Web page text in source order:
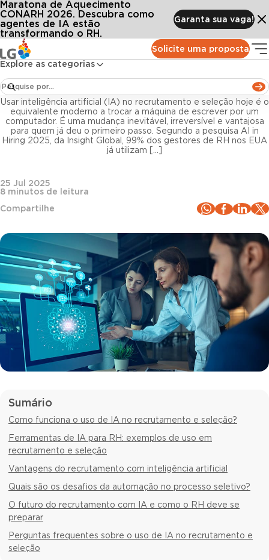
Solicite uma proposta
Explore as categorias
Maratona de Aquecimento
CONARH 2026. Descubra como
agentes de IA estão
transformando o RH.
Garanta sua vaga!
Conteúdos Blog LG
IA no recrutamento e seleção: quais as vantagens e desafios?
Inteligência artificial
IA no recrutamento e seleção: quais as vantagens
e desafios?
Usar inteligência artificial (IA) no recrutamento e seleção hoje é o
equivalente moderno a trocar a máquina de escrever por um
computador. É uma mudança inevitável, irreversível e vantajosa
para quem já deu o primeiro passo. Segundo a pesquisa AI in
Hiring 2025, da Insight Global, 99% dos gestores de RH nos EUA
já utilizam […]
25 Jul 2025
8 minutos de leitura
Compartilhe
Sumário
Como funciona o uso de IA no recrutamento e seleção?
Ferramentas de IA para RH: exemplos de uso em
recrutamento e seleção
Vantagens do recrutamento com inteligência artificial
Quais são os desafios da automação no processo seletivo?
O futuro do recrutamento com IA e como o RH deve se
preparar
Perguntas frequentes sobre o uso de IA no recrutamento e
seleção